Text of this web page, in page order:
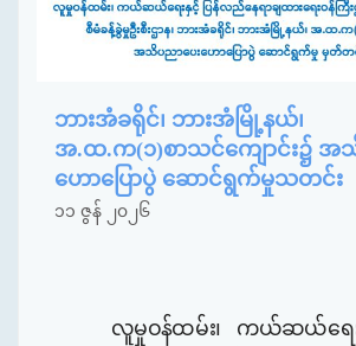
ဘားအံခရိုင်၊ ဘားအံမြို့နယ်၊
အ.ထ.က(၁)စာသင်ကျောင်း၌ အ
ဟောပြောပွဲ ဆောင်ရွက်မှုသတင်း
၁၁ ဇွန် ၂၀၂၆
လူမှုဝန်ထမ်း၊ ကယ်ဆယ်ရေ